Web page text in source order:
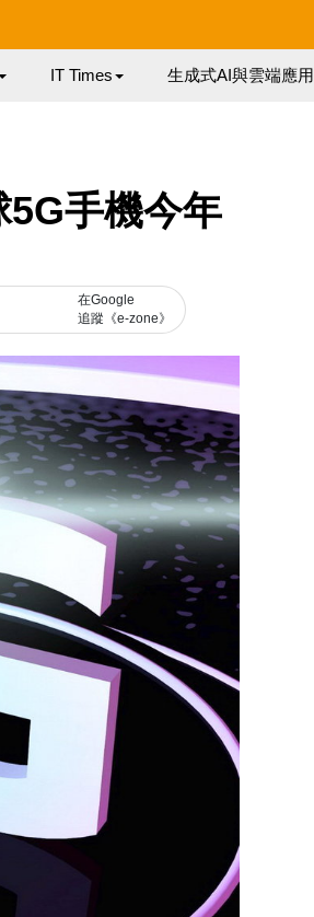
IT Times 生成式AI與雲端應用
手機今年
在Google
追蹤《e-zone》